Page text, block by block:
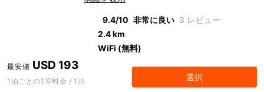
9.4/10 非常に良い 3 レビュー
2.4 km
WiFi (無料)
最安値 USD 193
1泊ごとの1室料金 / 1泊 選択